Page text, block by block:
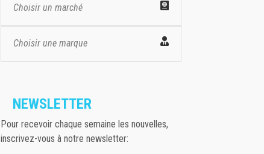
Choisir un marché
Choisir une marque
NEWSLETTER
Pour recevoir chaque semaine les nouvelles,
inscrivez-vous à notre newsletter: